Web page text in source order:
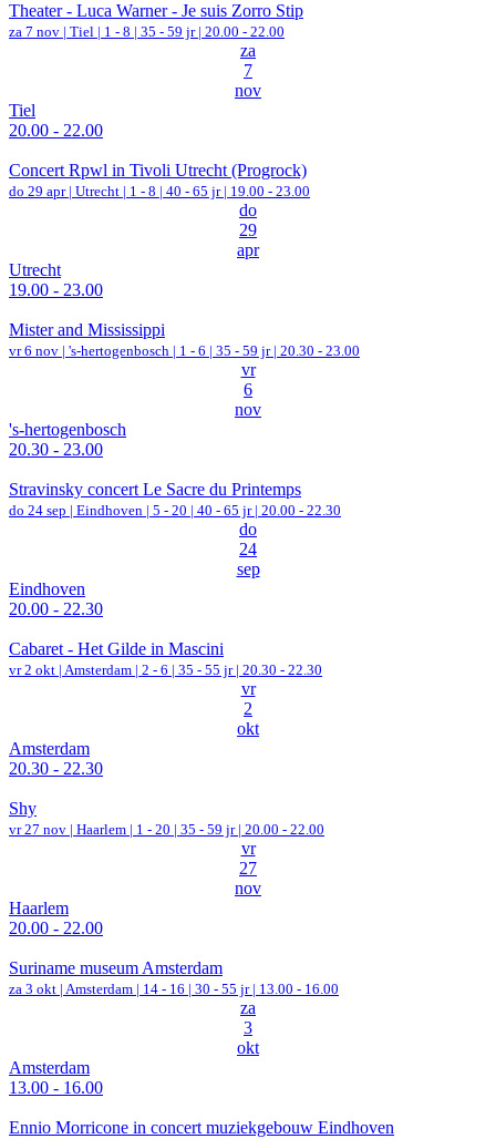
Theater - Luca Warner - Je suis Zorro Stip
za 7 nov | Tiel | 1 - 8 | 35 - 59 jr | 20.00 - 22.00
za
7
nov
Tiel
20.00 - 22.00
Concert Rpwl in Tivoli Utrecht (Progrock)
do 29 apr | Utrecht | 1 - 8 | 40 - 65 jr | 19.00 - 23.00
do
29
apr
Utrecht
19.00 - 23.00
Mister and Mississippi
vr 6 nov | 's-hertogenbosch | 1 - 6 | 35 - 59 jr | 20.30 - 23.00
vr
6
nov
's-hertogenbosch
20.30 - 23.00
Stravinsky concert Le Sacre du Printemps
do 24 sep | Eindhoven | 5 - 20 | 40 - 65 jr | 20.00 - 22.30
do
24
sep
Eindhoven
20.00 - 22.30
Cabaret - Het Gilde in Mascini
vr 2 okt | Amsterdam | 2 - 6 | 35 - 55 jr | 20.30 - 22.30
vr
2
okt
Amsterdam
20.30 - 22.30
Shy
vr 27 nov | Haarlem | 1 - 20 | 35 - 59 jr | 20.00 - 22.00
vr
27
nov
Haarlem
20.00 - 22.00
Suriname museum Amsterdam
za 3 okt | Amsterdam | 14 - 16 | 30 - 55 jr | 13.00 - 16.00
za
3
okt
Amsterdam
13.00 - 16.00
Ennio Morricone in concert muziekgebouw Eindhoven